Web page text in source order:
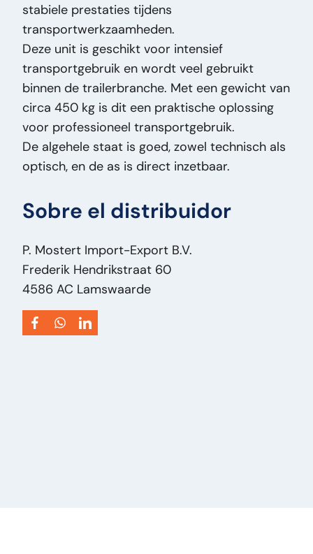
stabiele prestaties tijdens
transportwerkzaamheden.
Deze unit is geschikt voor intensief
transportgebruik en wordt veel gebruikt
binnen de trailerbranche. Met een gewicht van
circa 450 kg is dit een praktische oplossing
voor professioneel transportgebruik.
De algehele staat is goed, zowel technisch als
optisch, en de as is direct inzetbaar.
Sobre el distribuidor
P. Mostert Import-Export B.V.
Frederik Hendrikstraat 60
4586 AC Lamswaarde